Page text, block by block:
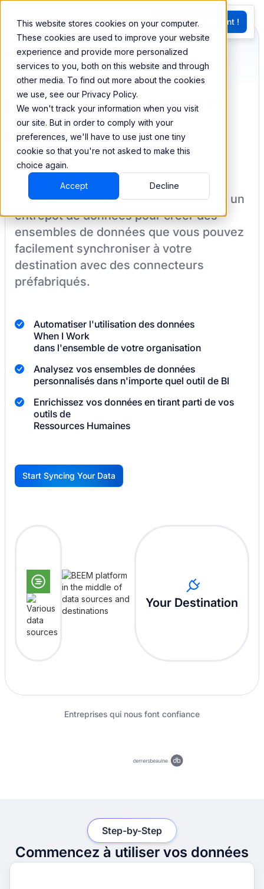
This website stores cookies on your computer.
These cookies are used to improve your website
experience and provide more personalized
services to you, both on this website and through
other media. To find out more about the cookies
we use, see our Privacy Policy.
We won't track your information when you visit
our site. But in order to comply with your
preferences, we'll have to use just one tiny
cookie so that you're not asked to make this
choice again.
Accept Decline
EN
G
Essayez Maintenant !
Synchronisez et
combinez vos données
de When I Work
BEEM vous permet de charger vos
données à partir deWhen I Workdans un
entrepôt de données pour créer des
ensembles de données que vous pouvez
facilement synchroniser à votre
destination avec des connecteurs
préfabriqués.
Automatiser l'utilisation des données
When I Work
dans l'ensemble de votre organisation
Analysez vos ensembles de données
personnalisés dans n'importe quel outil de BI
Enrichissez vos données en tirant parti de vos
outils de
Ressources Humaines
G
Start Syncing Your Data
Your Destination
Entreprises qui nous font confiance
Commencez à utiliser vos données
Step-by-Step